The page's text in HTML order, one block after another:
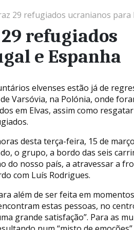
29 refugiados ucranianos para
refugiados
e Espanha
elvenses estão já de
Varsóvia, na Polónia, onde
em Elvas, assim como
desta terça-feira, 15 de
o grupo, a bordo das seis
do nosso país, a atravessar a
com Luís Rodrigues.
além de ser feita em
estas pessoas, no
grande satisfação”. Para as